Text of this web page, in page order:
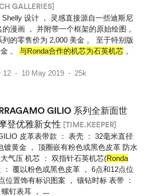
GALLERIES]
Shelly 设计 ， 灵感直接源自一些迪斯尼
的漫画 ， 并附带一个框架的原始绘图 。
列的零售价为 2,000 美金 。 至于特别版
。 与Ronda合作的机芯为石英机芯 。
- 10 May 2019 - 25k
GILIO 系列全新面世
登优雅新女性 [TIME.KEEPER]
皮革表带款 ： 表壳 ： 32毫米直径
镀黄金 ， 顶圈嵌有粉色或黑色皮革 防水
气压 机芯 ： 双指针石英机芯(Ronda
： 覆以粉色或黑色皮革 ， 6点和12点位
位置饰有标识图案 ， 镶钻时标 表带 ：
钉表耳 ， ...